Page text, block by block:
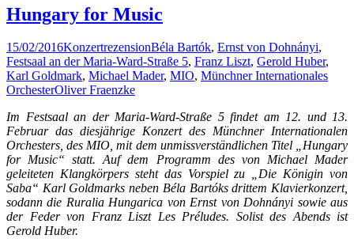
Hungary for Music
15/02/2016KonzertrezensionBéla Bartók, Ernst von Dohnányi,
Festsaal an der Maria-Ward-Straße 5, Franz Liszt, Gerold Huber,
Karl Goldmark, Michael Mader, MIO, Münchner Internationales
OrchesterOliver Fraenzke
Im Festsaal an der Maria-Ward-Straße 5 findet am 12. und 13.
Februar das diesjährige Konzert des Münchner Internationalen
Orchesters, des MIO, mit dem unmissverständlichen Titel „Hungary
for Music“ statt. Auf dem Programm des von Michael Mader
geleiteten Klangkörpers steht das Vorspiel zu „Die Königin von
Saba“ Karl Goldmarks neben Béla Bartóks drittem Klavierkonzert,
sodann die Ruralia Hungarica von Ernst von Dohnányi sowie aus
der Feder von Franz Liszt Les Préludes. Solist des Abends ist
Gerold Huber.